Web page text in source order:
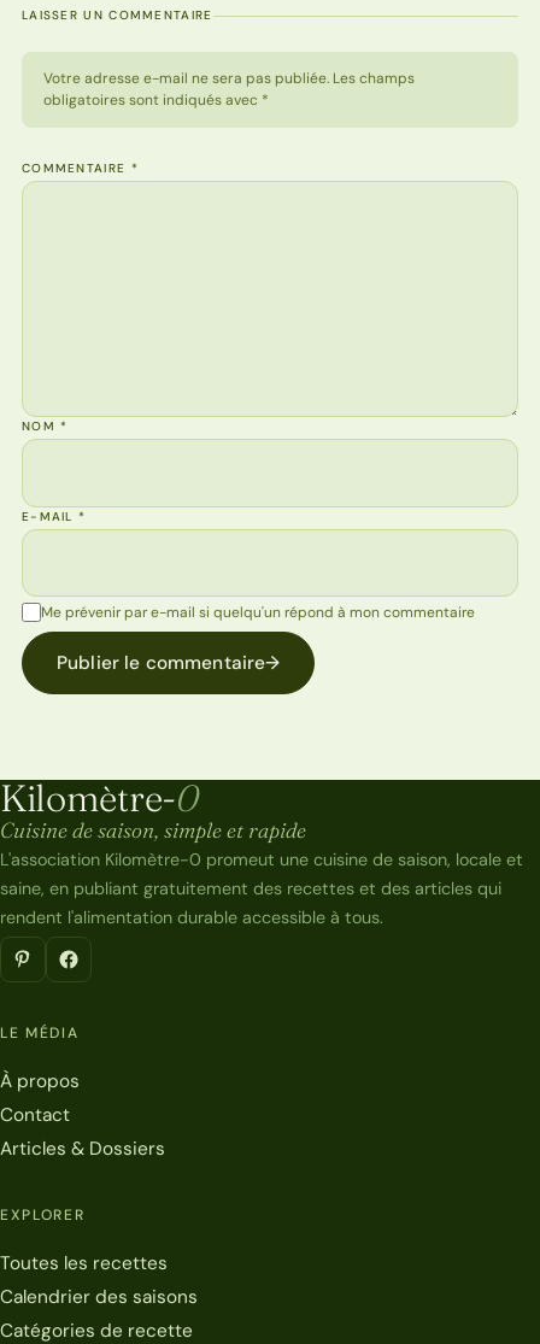
LAISSER UN COMMENTAIRE
Votre adresse e-mail ne sera pas publiée. Les champs
obligatoires sont indiqués avec *
COMMENTAIRE *
NOM*
E-MAIL*
Me prévenir par e-mail si quelqu'un répond à mon commentaire
Publier le commentaire→
Kilomètre-0
Kilomètre-0
Cuisine de saison, simple et rapide
L'association Kilomètre-0 promeut une cuisine de saison, locale et
saine, en publiant gratuitement des recettes et des articles qui
rendent l'alimentation durable accessible à tous.
LE MÉDIA
À propos
Contact
Articles & Dossiers
EXPLORER
Toutes les recettes
Calendrier des saisons
Catégories de recette